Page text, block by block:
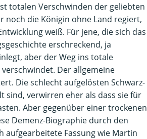
totalen Verschwinden der geliebten
noch die Königin ohne Land regiert,
weiß. Für jene, die sich das
erschreckend, ja
aber der Weg ins totale
Der allgemeine
Die schlecht aufgelösten Schwarz-
sind, verwirren eher als dass sie für
Aber gegenüber einer trockenen
Demenz-Biographie durch den
aufgearbeitete Fassung wie Martin